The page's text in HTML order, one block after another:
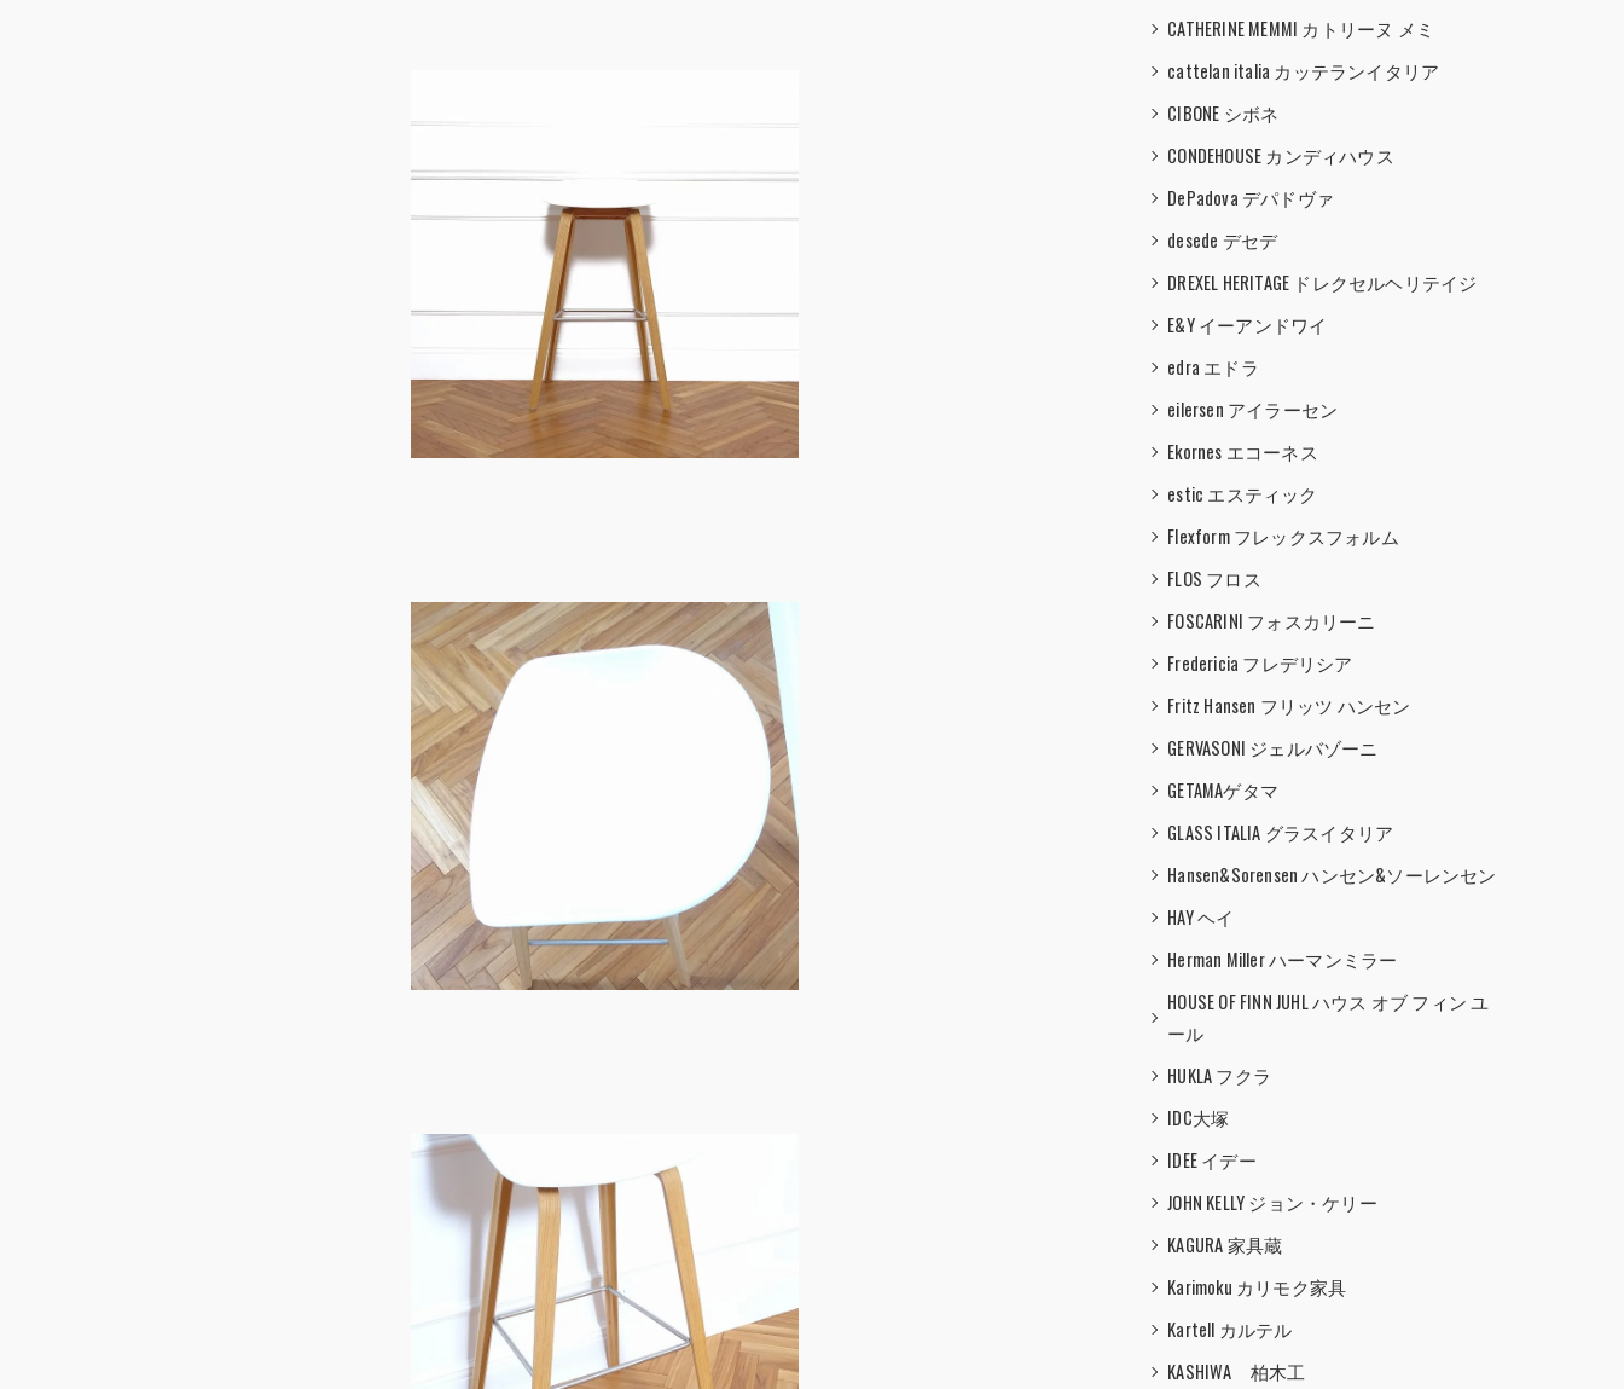
CATHERINE MEMMI カトリーヌ メミ
cattelan italia カッテランイタリア
CIBONE シボネ
CONDEHOUSE カンディハウス
DePadova デパドヴァ
desede デセデ
DREXEL HERITAGE ドレクセルヘリテイジ
E&Y イーアンドワイ
edra エドラ
eilersen アイラーセン
Ekornes エコーネス
estic エスティック
Flexform フレックスフォルム
FLOS フロス
FOSCARINI フォスカリーニ
Fredericia フレデリシア
Fritz Hansen フリッツ ハンセン
GERVASONI ジェルバゾーニ
GETAMAゲタマ
GLASS ITALIA グラスイタリア
Hansen&Sorensen ハンセン&ソーレンセン
HAY ヘイ
Herman Miller ハーマンミラー
HOUSE OF FINN JUHL ハウス オブ フィン ユ
ール
HUKLA フクラ
IDC大塚
IDEE イデー
JOHN KELLY ジョン・ケリー
KAGURA 家具蔵
Karimoku カリモク家具
Kartell カルテル
KASHIWA 柏木工